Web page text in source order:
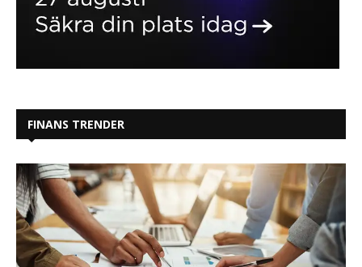
FINANS TRENDER